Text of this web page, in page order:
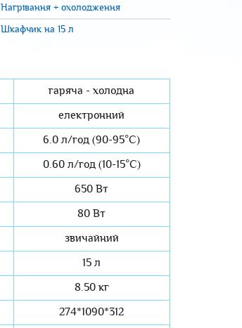
Нагрівання + охолодження
Шкафчик на 15 л
гаряча - холодна
електронний
6.0 л/год (90-95°C)
0.60 л/год (10-15°C)
650 Вт
80 Вт
звичайний
15 л
8.50 кг
274*1090*312